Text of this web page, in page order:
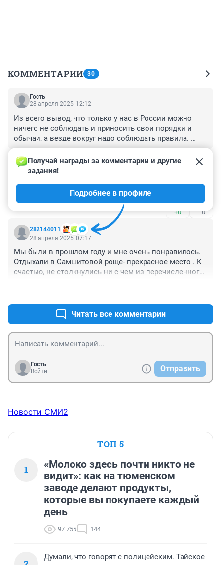
КОММЕНТАРИИ 30
Гость
28 апреля 2025, 12:12
Из всего вывод, что только у нас в России можно
ничего не соблюдать и приносить свои порядки и
обычаи, а везде вокруг надо соблюдать правила.
Может вообще друг к другу не ездить, мы наверно
тоже не расстроимся
–0
Гость
Вообщем как понял , делать там нечего .
+0 –0
282144011
Получай награды за комментарии и другие
задания!
Подробнее в профиле
28 апреля 2025, 07:17
Мы были в прошлом году и мне очень понравилось.
Отдыхали в Самшитовой роще- прекрасное место . К
счастью, не столкнулись ни с чем из перечисленного
Читать все комментарии
Гость
Войти
Отправить
Новости СМИ2
ТОП 5
1
«Молоко здесь почти никто не
видит»: как на тюменском
заводе делают продукты,
которые вы покупаете каждый
день
97 755 144
Думали, что говорят с полицейским. Тайское